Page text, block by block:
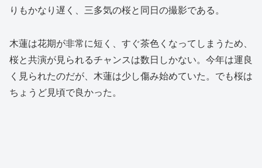
りもかなり遅く、三多気の桜と同日の撮影である。
木蓮は花期が非常に短く、すぐ茶色くなってしまうため、
桜と共演が見られるチャンスは数日しかない。今年は運良
く見られたのだが、木蓮は少し傷み始めていた。でも桜は
ちょうど見頃で良かった。